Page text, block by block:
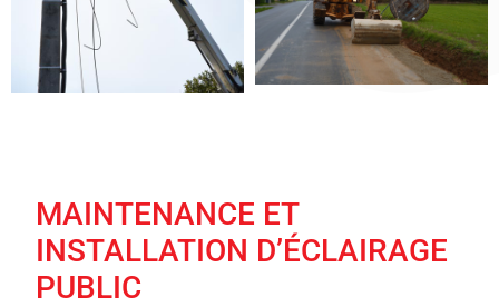
MAINTENANCE ET
INSTALLATION D’ÉCLAIRAGE
PUBLIC